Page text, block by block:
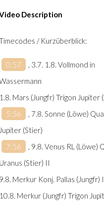
Description
/ Kurzüberblick:
0:57
, 3.7. 1.8. Vollmond in
1.8. Mars (Jungfr) Trigon Jupiter
5:56
, 7.8. Sonne (Löwe)
Jupiter (Stier)
7:56
, 9.8. Venus RL (Löwe)
Uranus (Stier) II
9.8. Merkur Konj. Pallas (Jungfr) I
10.8. Merkur (Jungfr) Trigon